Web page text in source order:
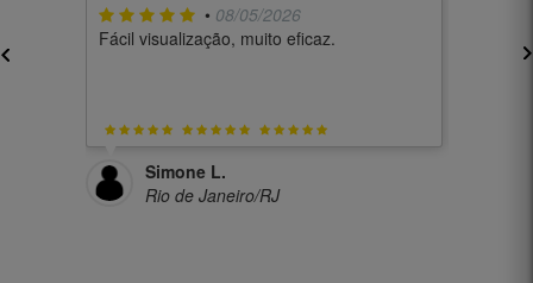
• 08/05/2026
Fácil visualização, muito eficaz.
Simone L.
Rio de Janeiro/RJ